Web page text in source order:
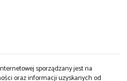
sporządzany jest na
oraz informacji uzyskanych od